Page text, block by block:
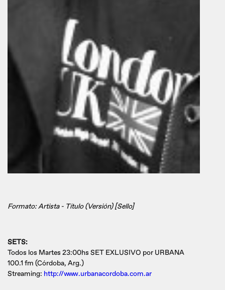
Formato: Artista - Título (Versión) [Sello]
SETS:
Todos los Martes 23:00hs SET EXLUSIVO por URBANA
100.1 fm (Córdoba, Arg.)
Streaming: http://www.urbanacordoba.com.ar